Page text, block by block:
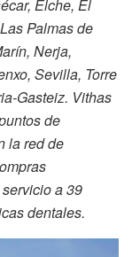
Elche, El
Palmas de
Nerja,
Sevilla, Torre
Gasteiz. Vithas
de
la red de
a 39
dentales.